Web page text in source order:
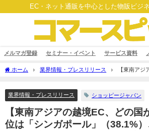
EC・ネット通販を中心とした物販ビジ
メルマガ登録 セミナー・イベント サービス資料
ホーム 業界情報・プレスリリース
【東南アジ
業界情報・プレスリリース
ショッピージャパン
【東南アジアの越境EC、どの国
位は「シンガポール」（38.1%